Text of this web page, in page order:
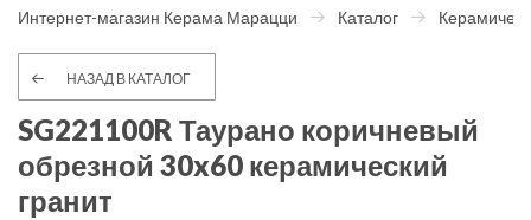
Интернет-магазин Керама Марацци Каталог
НАЗАД В КАТАЛОГ
SG221100R Таурано коричневый
обрезной 30x60 керамический
гранит